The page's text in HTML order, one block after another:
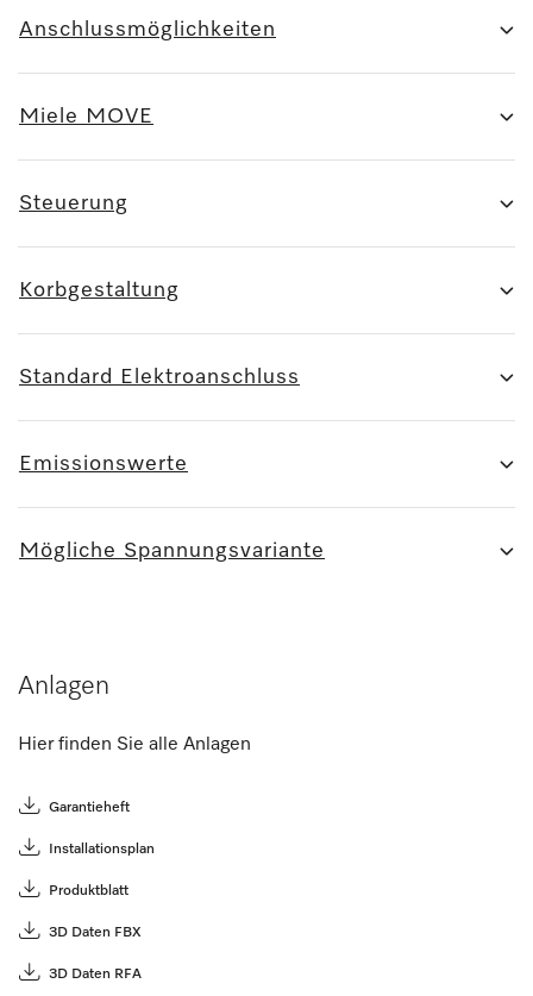
Anschlussmöglichkeiten
Miele MOVE
Steuerung
Korbgestaltung
Standard Elektroanschluss
Emissionswerte
Mögliche Spannungsvariante
Anlagen
Hier finden Sie alle Anlagen
Garantieheft
Installationsplan
Produktblatt
3D Daten FBX
3D Daten RFA